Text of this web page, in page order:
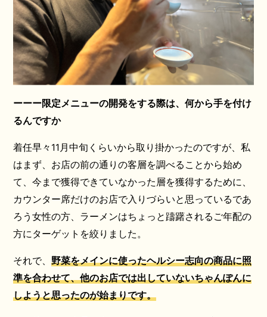
ーーー限定メニューの開発をする際は、何から手を付け
るんですか
着任早々11月中旬くらいから取り掛かったのですが、私
はまず、お店の前の通りの客層を調べることから始め
て、今まで獲得できていなかった層を獲得するために、
カウンター席だけのお店で入りづらいと思っているであ
ろう女性の方、ラーメンはちょっと躊躇されるご年配の
方にターゲットを絞りました。
それで、 野菜をメインに使ったヘルシー志向の商品に照
準を合わせて、他のお店では出していないちゃんぽんに
しようと思ったのが始まりです。